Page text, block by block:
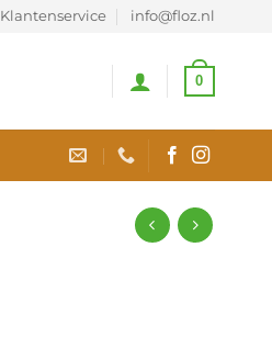
Klantenservice info@floz.nl
0